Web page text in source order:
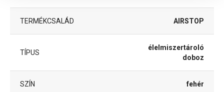
TERMÉKCSALÁD AIRSTOP
TÍPUS
élelmiszertároló
doboz
SZÍN fehér